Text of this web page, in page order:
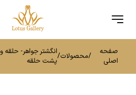
صفحه
اصلی
/محصولات/انگشتر جواهر- حلقه و
پشت حلقه